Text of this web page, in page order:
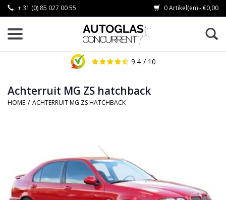
+ 31 (0) 85 027 00 55 0 Artikel(en) - €0,00
9.4 / 10
Achterruit MG ZS hatchback
HOME / ACHTERRUIT MG ZS HATCHBACK